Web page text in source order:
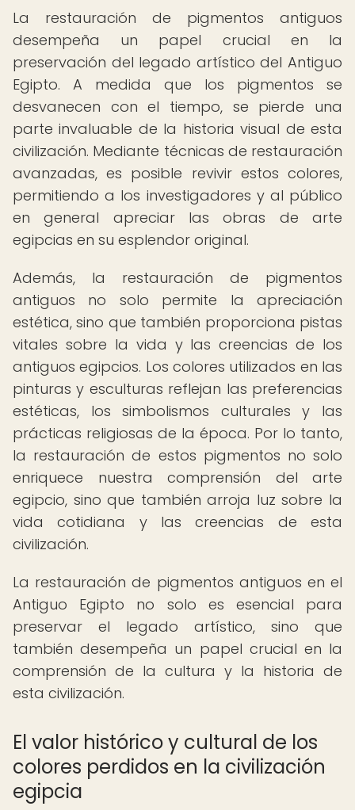
La restauración de pigmentos antiguos
desempeña un papel crucial en la
preservación del legado artístico del Antiguo
Egipto. A medida que los pigmentos se
desvanecen con el tiempo, se pierde una
parte invaluable de la historia visual de esta
civilización. Mediante técnicas de restauración
avanzadas, es posible revivir estos colores,
permitiendo a los investigadores y al público
en general apreciar las obras de arte
egipcias en su esplendor original.
Además, la restauración de pigmentos
antiguos no solo permite la apreciación
estética, sino que también proporciona pistas
vitales sobre la vida y las creencias de los
antiguos egipcios. Los colores utilizados en las
pinturas y esculturas reflejan las preferencias
estéticas, los simbolismos culturales y las
prácticas religiosas de la época. Por lo tanto,
la restauración de estos pigmentos no solo
enriquece nuestra comprensión del arte
egipcio, sino que también arroja luz sobre la
vida cotidiana y las creencias de esta
civilización.
La restauración de pigmentos antiguos en el
Antiguo Egipto no solo es esencial para
preservar el legado artístico, sino que
también desempeña un papel crucial en la
comprensión de la cultura y la historia de
esta civilización.
El valor histórico y cultural de los
colores perdidos en la civilización
egipcia